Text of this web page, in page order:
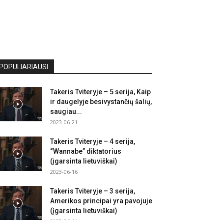
Takeris Tviteryje – 5 serija, Kaip
ir daugelyje besivystančių šalių,
saugiau...
2023-06-21
Takeris Tviteryje – 4 serija,
“Wannabe” diktatorius
(įgarsinta lietuviškai)
2023-06-16
Takeris Tviteryje – 3 serija,
Amerikos principai yra pavojuje
(įgarsinta lietuviškai)